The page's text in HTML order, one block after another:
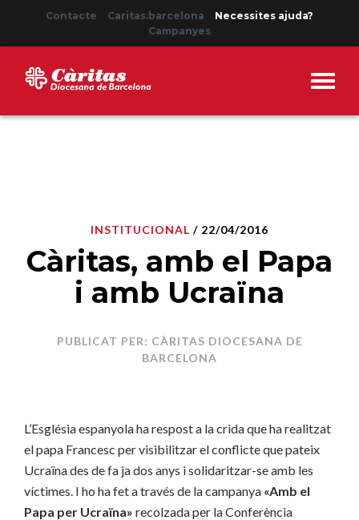
Contacte Caritas.barcelona
Necessites ajuda?
Campanyes
INSTITUCIONAL / 22/04/2016
Càritas, amb el Papa
i amb Ucraïna
PUBLICAT PER: CÀRITAS DIOCESANA DE
BARCELONA
L’Església espanyola ha respost a la crida que ha realitzat
el papa Francesc per visibilitzar el conflicte que pateix
Ucraïna des de fa ja dos anys i solidaritzar-se amb les
víctimes. I ho ha fet a través de la campanya «Amb el
Papa per Ucraïna» recolzada per la Conferència